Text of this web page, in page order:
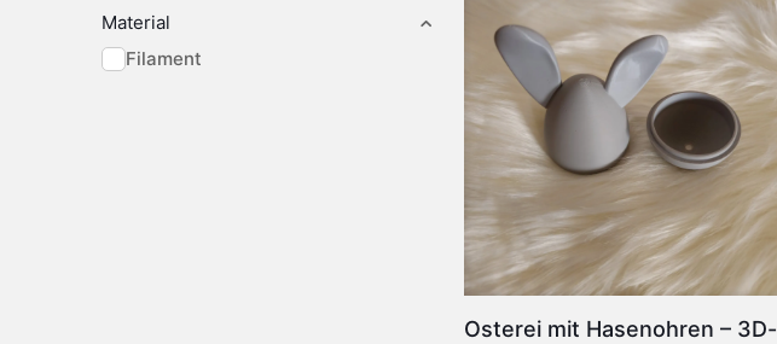
Material
Filament
Osterei mit Hasenohren – 3D-